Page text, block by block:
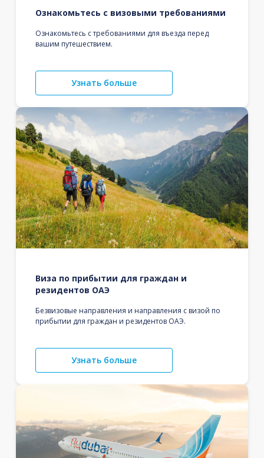
Ознакомьтесь с визовыми требованиями
Ознакомьтесь с требованиями для въезда перед
вашим путешествием.
Узнать больше
Виза по прибытии для граждан и
резидентов ОАЭ
Безвизовые направления и направления с визой по
прибытии для граждан и резидентов ОАЭ.
Узнать больше